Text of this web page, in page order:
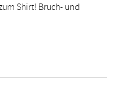
Shirt! Bruch- und